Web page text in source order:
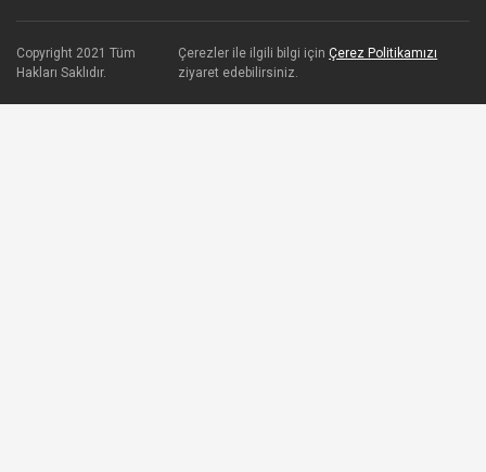
Copyright 2021 Tüm
Hakları Saklıdır.
Çerezler ile ilgili bilgi içinÇerez Politikamızı
ziyaret edebilirsiniz.